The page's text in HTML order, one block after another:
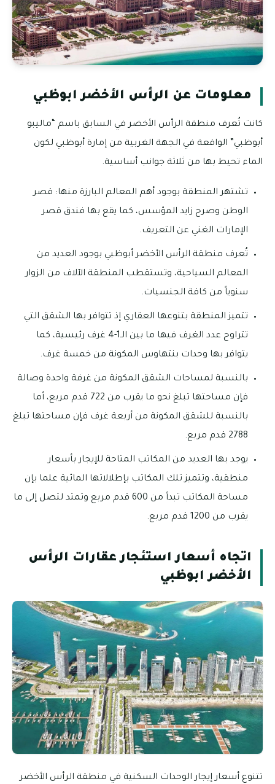
معلومات عن الرأس الأخضر ابوظبي
كانت تُعرف منطقة الرأس الأخضر في السابق باسم “ماليبو
أبوظبي” الواقعة في الجهة الغربية من إمارة أبوظبي لكون
الماء تحيط بها من ثلاثة جوانب أساسية.
تشتهر المنطقة بوجود أهم المعالم البارزة منها: قصر
الوطن وصرح زايد المؤسس، كما يقع بها فندق قصر
الإمارات الغني عن التعريف.
تُعرف منطقة الرأس الأخضر أبوظبي بوجود العديد من
المعالم السياحية، وتستقطب المنطقة الآلاف من الزوار
سنوياً من كافة الجنسيات.
تتميز المنطقة بتنوعها العقاري إذ تتوافر بها الشقق التي
تتراوح عدد الغرف فيها ما بين الـ1-4 غرف رئيسية، كما
يتوافر بها وحدات بنتهاوس المكونة من خمسة غرف.
بالنسبة لمساحات الشقق المكونة من غرفة واحدة وصالة
فإن مساحتها تبلغ نحو ما يقرب من 722 قدم مربع، أما
بالنسبة للشقق المكونة من أربعة غرف فإن مساحتها تبلغ
2788 قدم مربع.
يوجد بها العديد من المكاتب المتاحة للإيجار بأسعار
منطقية، وتتميز تلك المكاتب بإطلالاتها المائية علما بإن
مساحة المكاتب تبدأ من 600 قدم مربع وتمتد لتصل إلى ما
يقرب من 1200 قدم مربع.
اتجاه أسعار استئجار عقارات الرأس
الأخضر ابوظبي
تتنوع أسعار إيجار الوحدات السكنية في منطقة الرأس الأخضر